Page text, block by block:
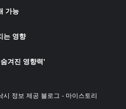
가능
는 영향
겨진 영향력’
정보 제공 블로그 - 마이스토리